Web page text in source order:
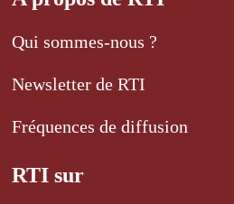
Qui sommes-nous ?
Newsletter de RTI
Fréquences de diffusion
RTI sur